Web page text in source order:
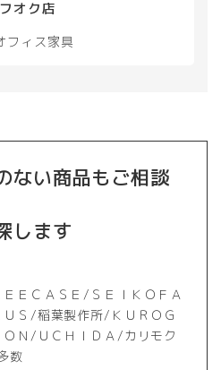
オク店
フィス家具
ない商品もご相談
します
ＥＣＡＳＥ/ＳＥＩＫＯＦＡ
Ｓ/稲葉製作所/ＫＵＲＯＧ
Ｎ/ＵＣＨＩＤＡ/カリモク
数